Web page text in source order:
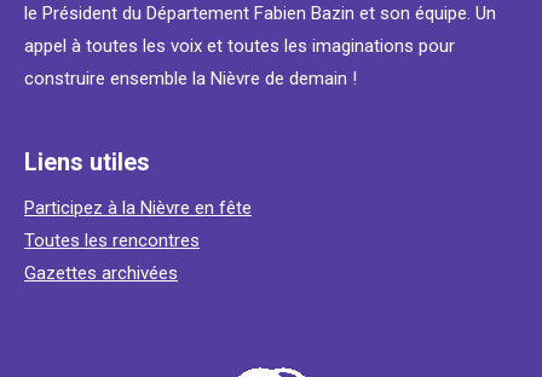
le Président du Département Fabien Bazin et son équipe. Un
appel à toutes les voix et toutes les imaginations pour
construire ensemble la Nièvre de demain !
Liens utiles
Participez à la Nièvre en fête
Toutes les rencontres
Gazettes archivées